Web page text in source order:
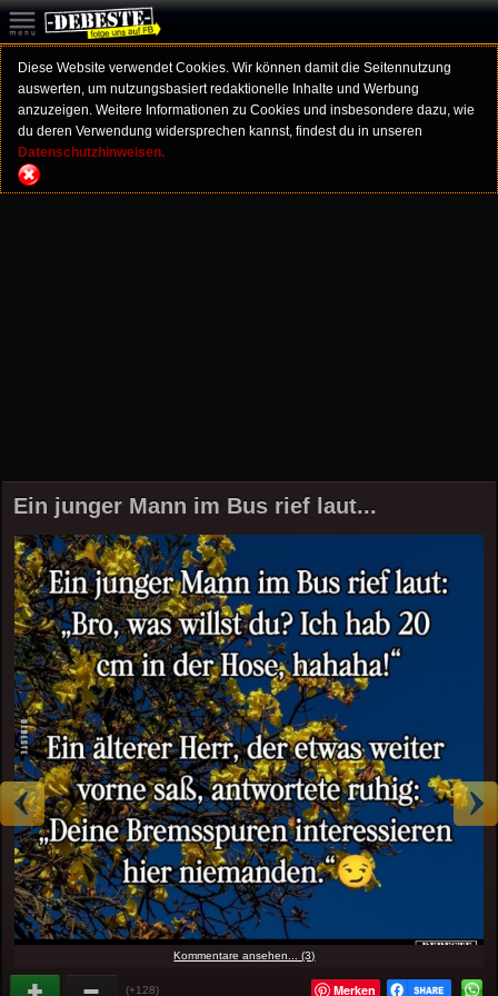
Diese Website verwendet Cookies. Wir können damit die Seitennutzung
auswerten, um nutzungsbasiert redaktionelle Inhalte und Werbung
anzuzeigen. Weitere Informationen zu Cookies und insbesondere dazu, wie
du deren Verwendung widersprechen kannst, findest du in unseren
Datenschutzhinweisen.
Ein junger Mann im Bus rief laut...
Kommentare ansehen... (3)
(+128) Merken